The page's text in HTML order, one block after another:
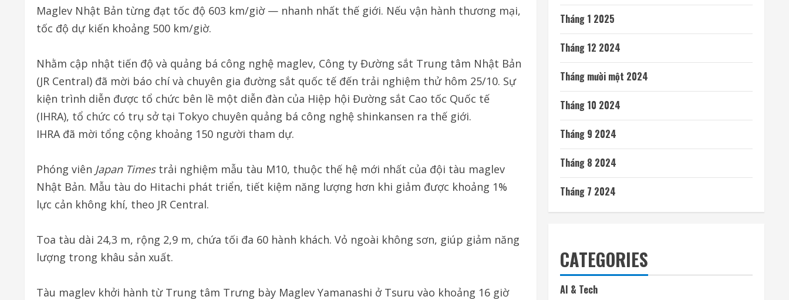
Maglev Nhật Bản từng đạt tốc độ 603 km/giờ — nhanh nhất thế giới. Nếu vận hành thương mại,
tốc độ dự kiến khoảng 500 km/giờ.
Nhằm cập nhật tiến độ và quảng bá công nghệ maglev, Công ty Đường sắt Trung tâm Nhật Bản
(JR Central) đã mời báo chí và chuyên gia đường sắt quốc tế đến trải nghiệm thử hôm 25/10. Sự
kiện trình diễn được tổ chức bên lề một diễn đàn của Hiệp hội Đường sắt Cao tốc Quốc tế
(IHRA), tổ chức có trụ sở tại Tokyo chuyên quảng bá công nghệ shinkansen ra thế giới.
IHRA đã mời tổng cộng khoảng 150 người tham dự.
Phóng viên Japan Timestrải nghiệm mẫu tàu M10, thuộc thế hệ mới nhất của đội tàu maglev
Nhật Bản. Mẫu tàu do Hitachi phát triển, tiết kiệm năng lượng hơn khi giảm được khoảng 1%
lực cản không khí, theo JR Central.
Toa tàu dài 24,3 m, rộng 2,9 m, chứa tối đa 60 hành khách. Vỏ ngoài không sơn, giúp giảm năng
lượng trong khâu sản xuất.
Tàu maglev khởi hành từ Trung tâm Trưng bày Maglev Yamanashi ở Tsuru vào khoảng 16 giờ
Tháng 1 2025
Tháng 12 2024
Tháng mười một 2024
Tháng 10 2024
Tháng 9 2024
Tháng 8 2024
Tháng 7 2024
CATEGORIES
AI & Tech